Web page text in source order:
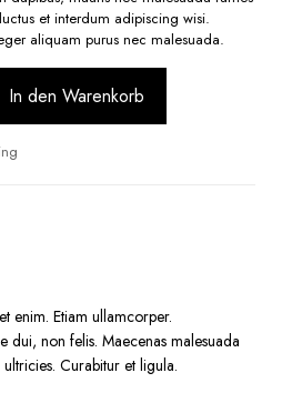
et interdum adipiscing wisi.
aliquam purus nec malesuada.
In den Warenkorb
enim. Etiam ullamcorper.
dui, non felis. Maecenas malesuada
Curabitur et ligula.